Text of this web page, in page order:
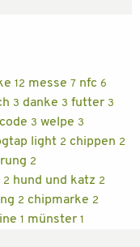
12 messe 7 nfc 6
3 danke 3 futter 3
3 welpe 3
light 2 chippen 2
2
2 hund und katz 2
2 chipmarke 2
1 münster 1